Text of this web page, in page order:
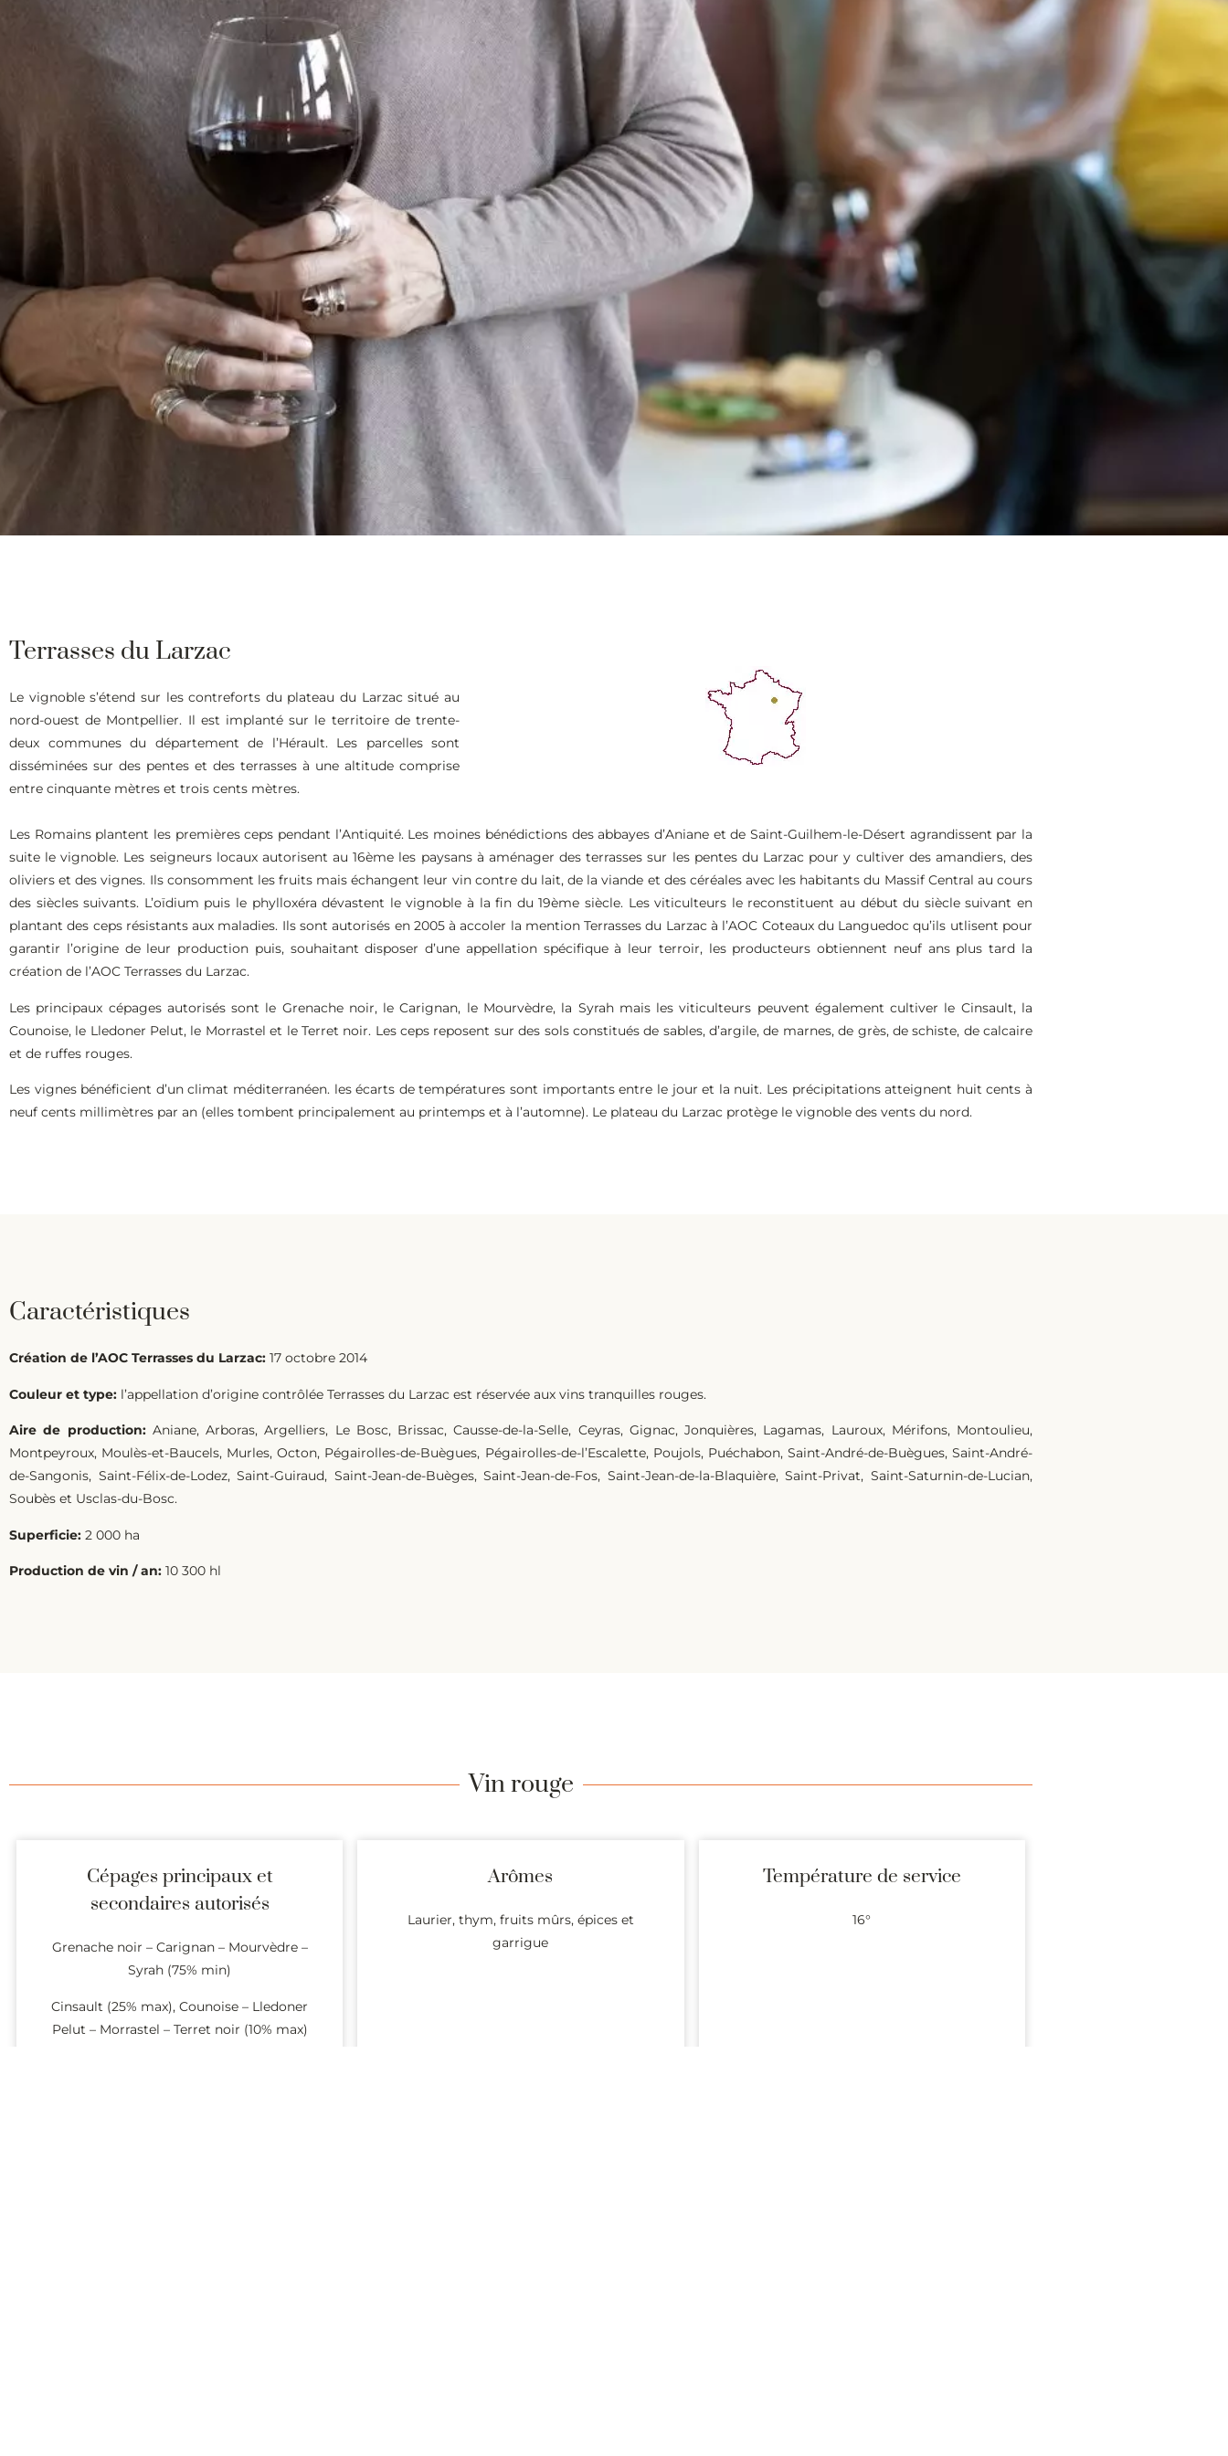
Terrasses du Larzac
Le vignoble s’étend sur les contreforts du plateau du Larzac situé au
nord-ouest de Montpellier. Il est implanté sur le territoire de trente-
deux communes du département de l’Hérault. Les parcelles sont
disséminées sur des pentes et des terrasses à une altitude comprise
entre cinquante mètres et trois cents mètres.
Les Romains plantent les premières ceps pendant l’Antiquité. Les moines bénédictions des abbayes d’Aniane et de Saint-Guilhem-le-Désert agrandissent par la
suite le vignoble. Les seigneurs locaux autorisent au 16ème les paysans à aménager des terrasses sur les pentes du Larzac pour y cultiver des amandiers, des
oliviers et des vignes. Ils consomment les fruits mais échangent leur vin contre du lait, de la viande et des céréales avec les habitants du Massif Central au cours
des siècles suivants. L’oïdium puis le phylloxéra dévastent le vignoble à la fin du 19ème siècle. Les viticulteurs le reconstituent au début du siècle suivant en
plantant des ceps résistants aux maladies. Ils sont autorisés en 2005 à accoler la mention Terrasses du Larzac à l’AOC Coteaux du Languedoc qu’ils utlisent pour
garantir l’origine de leur production puis, souhaitant disposer d’une appellation spécifique à leur terroir, les producteurs obtiennent neuf ans plus tard la
création de l’AOC Terrasses du Larzac.
Les principaux cépages autorisés sont le Grenache noir, le Carignan, le Mourvèdre, la Syrah mais les viticulteurs peuvent également cultiver le Cinsault, la
Counoise, le Lledoner Pelut, le Morrastel et le Terret noir. Les ceps reposent sur des sols constitués de sables, d’argile, de marnes, de grès, de schiste, de calcaire
et de ruffes rouges.
Les vignes bénéficient d’un climat méditerranéen. les écarts de températures sont importants entre le jour et la nuit. Les précipitations atteignent huit cents à
neuf cents millimètres par an (elles tombent principalement au printemps et à l’automne). Le plateau du Larzac protège le vignoble des vents du nord.
Caractéristiques
Création de l’AOC Terrasses du Larzac: 17 octobre 2014
Couleur et type: l’appellation d’origine contrôlée Terrasses du Larzac est réservée aux vins tranquilles rouges.
Aire de production:Aniane, Arboras, Argelliers, Le Bosc, Brissac, Causse-de-la-Selle, Ceyras, Gignac, Jonquières, Lagamas, Lauroux, Mérifons, Montoulieu,
Montpeyroux, Moulès-et-Baucels, Murles, Octon, Pégairolles-de-Buègues, Pégairolles-de-l’Escalette, Poujols, Puéchabon, Saint-André-de-Buègues, Saint-André-
de-Sangonis, Saint-Félix-de-Lodez, Saint-Guiraud, Saint-Jean-de-Buèges, Saint-Jean-de-Fos, Saint-Jean-de-la-Blaquière, Saint-Privat, Saint-Saturnin-de-Lucian,
Soubès et Usclas-du-Bosc.
Superficie: 2 000 ha
Production de vin / an: 10 300 hl
Vin rouge
Cépages principaux et
secondaires autorisés
Grenache noir – Carignan – Mourvèdre –
Syrah (75% min)
Cinsault (25% max), Counoise – Lledoner
Pelut – Morrastel – Terret noir (10% max)
Arômes
Laurier, thym, fruits mûrs, épices et
garrigue
Température de service
16°